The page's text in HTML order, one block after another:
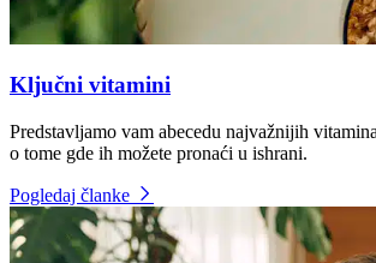
Ključni vitamini
Predstavljamo vam abecedu najvažnijih
o tome gde ih možete pronaći u ishrani.
Pogledaj članke